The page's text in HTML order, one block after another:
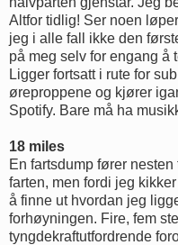
Altfor tidlig! Ser noen
jeg i alle fall ikke den
på meg selv for engang å
Ligger fortsatt i rute for
øreproppene og kjører
Spotify. Bare må ha
18 miles
En fartsdump fører
farten, men fordi jeg
å finne ut hvordan jeg
forhøyningen. Fire, fem
tyngdekraftutfordrende